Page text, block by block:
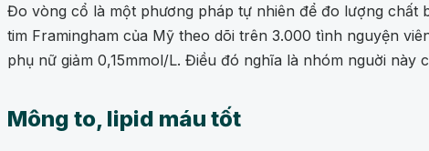
Đo vòng cổ là một phương pháp tự nhiên để đo lượng chất
tim Framingham của Mỹ theo dõi trên 3.000 tình nguyện
phụ nữ giảm 0,15mmol/L. Điều đó nghĩa là nhóm nguời
Mông to, lipid máu tốt